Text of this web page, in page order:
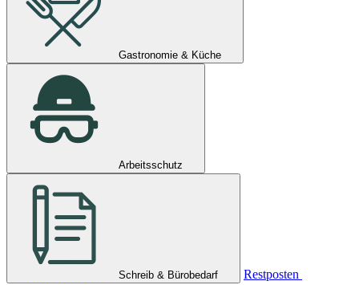
Gastronomie & Küche
Arbeitsschutz
Schreib & Bürobedarf
Restposten